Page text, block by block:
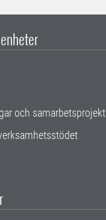
och samarbetsprojekt